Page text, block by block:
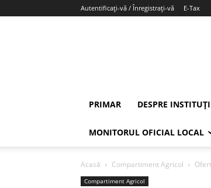
Autentificați-vă / Înregistrați-vă E-Tax
PRIMAR DESPRE
MONITORUL OFICIAL LOCAL
Acasă Compartiment Agricol
Compartiment Agricol